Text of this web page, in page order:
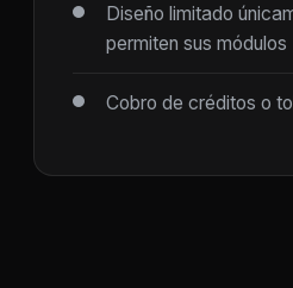
Diseño limitado
permiten sus módulos
Cobro de créditos o